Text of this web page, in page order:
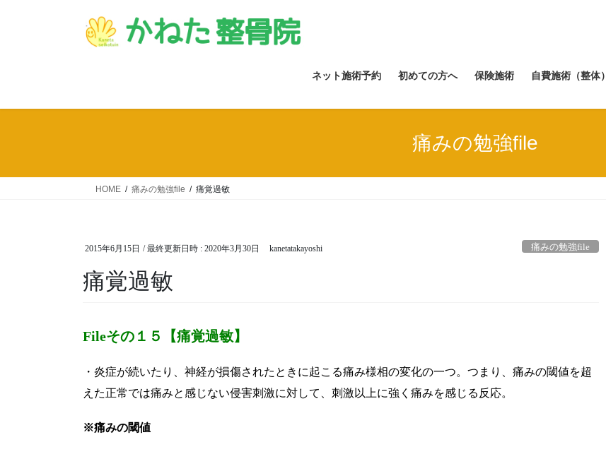
ス
ン
ネット施術予約 初めての方へ 保険施術 自費施術（整体）
痛みの勉強file
HOME 痛みの勉強file 痛覚過敏
2015年6月15日 / 最終更新日時 : 2020年3月30日 kanetatakayoshi 痛みの勉強file
痛覚過敏
Fileその１５【痛覚過敏】
・炎症が続いたり、神経が損傷されたときに起こる痛み様相の変化の一つ。つまり、痛みの閾値を超
えた正常では痛みと感じない侵害刺激に対して、刺激以上に強く痛みを感じる反応。
※痛みの閾値